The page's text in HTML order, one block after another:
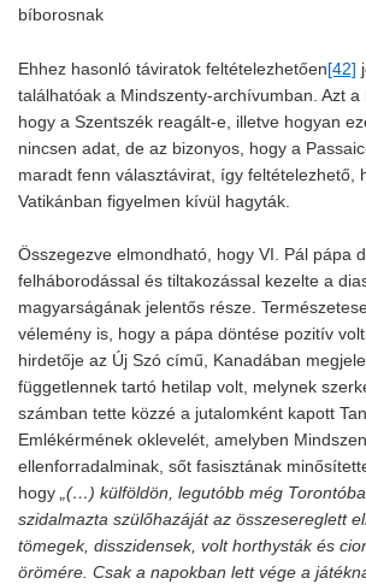
bíborosnak
Ehhez hasonló táviratok feltételezhetően[42]
találhatóak a Mindszenty-archívumban. Azt a
hogy a Szentszék reagált-e, illetve hogyan
nincsen adat, de az bizonyos, hogy a
maradt fenn választávirat, így feltételezhető,
Vatikánban figyelmen kívül hagyták.
Összegezve elmondható, hogy VI. Pál pápa
felháborodással és tiltakozással kezelte a
magyarságának jelentős része.
vélemény is, hogy a pápa döntése pozitív
hirdetője az Új Szó című, Kanadában
függetlennek tartó hetilap volt, melynek
számban tette közzé a jutalomként kapott
Emlékérmének oklevelét, amelyben
ellenforradalminak, sőt fasisztának
hogy „(…) külföldön, legutóbb még
szidalmazta szülőhazáját az összesereglett
tömegek, disszidensek, volt horthysták és
örömére. Csak a napokban lett vége a